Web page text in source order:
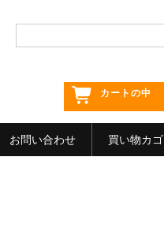
カートの中
お問い合わせ 買い物カゴ